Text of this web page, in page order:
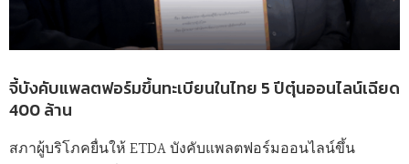
จี้บังคับแพลตฟอร์มขึ้นทะเบียนในไทย 5 ปีตุ๋นออนไลน์เฉียด
400 ล้าน
สภาผู้บริโภคยื่นให้ ETDA บังคับแพลตฟอร์มออนไลน์ขึ้น